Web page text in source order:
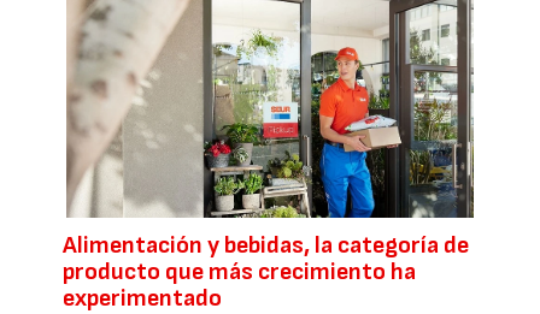
Alimentación y bebidas, la categoría de
producto que más crecimiento ha
experimentado